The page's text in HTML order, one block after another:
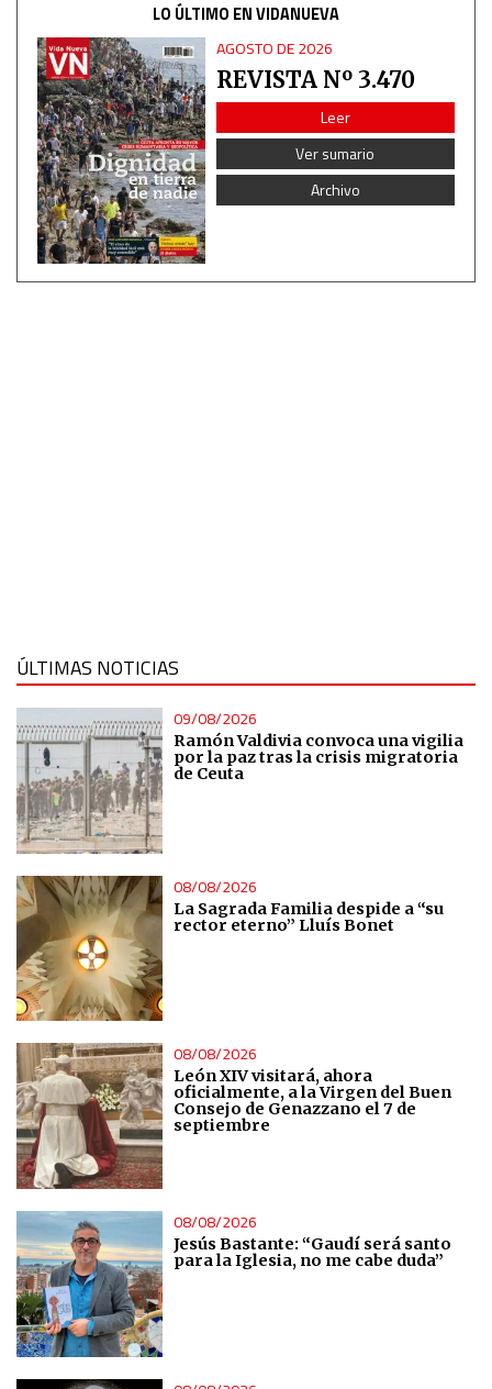
LO ÚLTIMO EN VIDANUEVA
AGOSTO DE 2026
REVISTA Nº 3.470
Leer
Ver sumario
Archivo
ÚLTIMAS NOTICIAS
09/08/2026
Ramón Valdivia convoca una vigilia
por la paz tras la crisis migratoria
de Ceuta
08/08/2026
La Sagrada Familia despide a “su
rector eterno” Lluís Bonet
08/08/2026
León XIV visitará, ahora
oficialmente, a la Virgen del Buen
Consejo de Genazzano el 7 de
septiembre
08/08/2026
Jesús Bastante: “Gaudí será santo
para la Iglesia, no me cabe duda”